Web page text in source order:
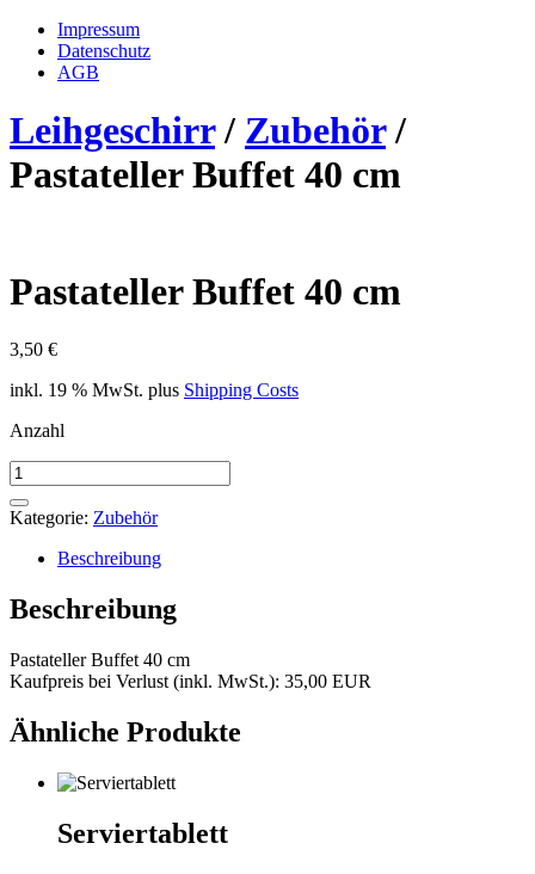
Impressum
Datenschutz
AGB
Leihgeschirr / Zubehör /
Pastateller Buffet 40 cm
Pastateller Buffet 40 cm
3,50 €
inkl. 19 % MwSt. plus Shipping Costs
Anzahl
Pastateller
Buffet
40
Menge
Kategorie: Zubehör
Beschreibung
Beschreibung
Pastateller Buffet 40 cm
Kaufpreis bei Verlust (inkl. MwSt.): 35,00 EUR
Ähnliche Produkte
Serviertablett